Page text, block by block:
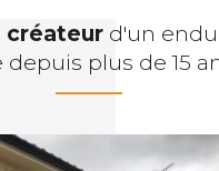
créateur d'un
depuis plus de 15